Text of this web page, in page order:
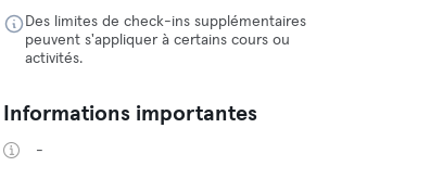
Des limites de check-ins supplémentaires
peuvent s'appliquer à certains cours ou
activités.
Informations importantes
-